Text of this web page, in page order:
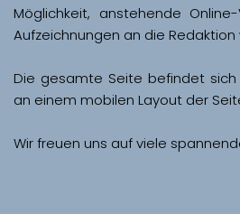
Möglichkeit, anstehende
Aufzeichnungen an die
Die gesamte Seite befindet
Wir freuen uns auf viele